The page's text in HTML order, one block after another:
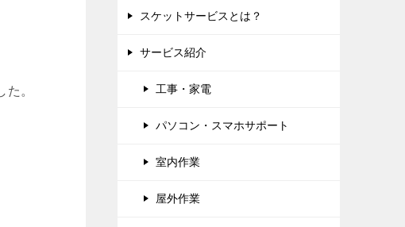
。
スケットサービスとは？
サービス紹介
工事・家電
パソコン・スマホサポート
室内作業
屋外作業